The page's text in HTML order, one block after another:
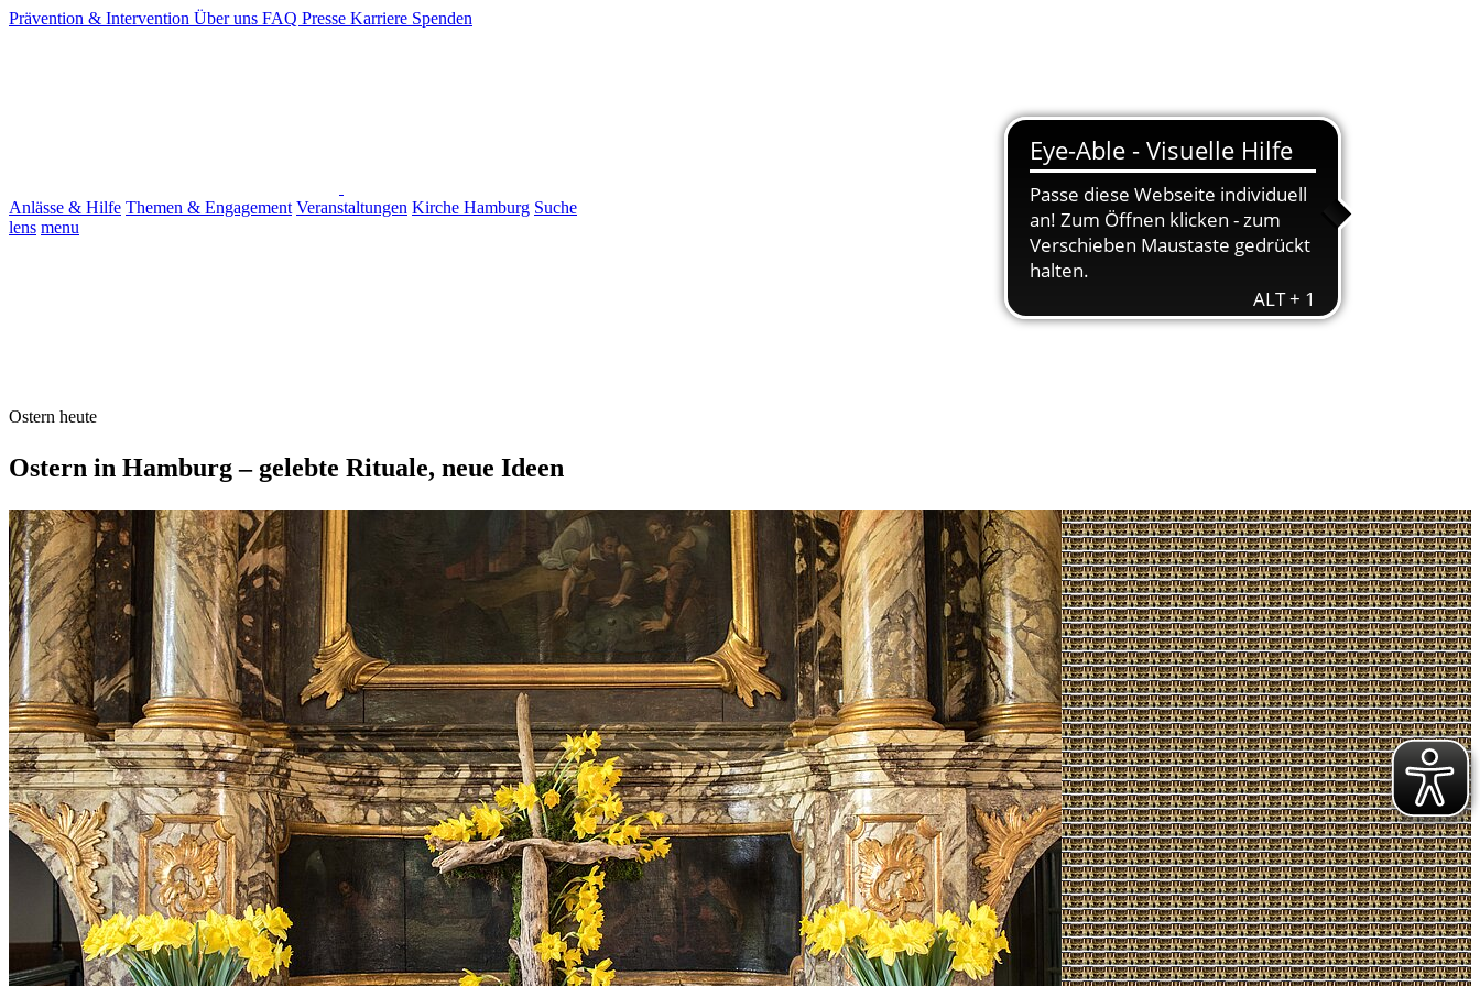
Prävention & Intervention Über uns FAQ Presse Karriere Spenden
Anlässe & Hilfe Themen & Engagement Veranstaltungen Kirche Hamburg Suche
lens menu
Ostern heute
Ostern in Hamburg – gelebte Rituale, neue Ideen